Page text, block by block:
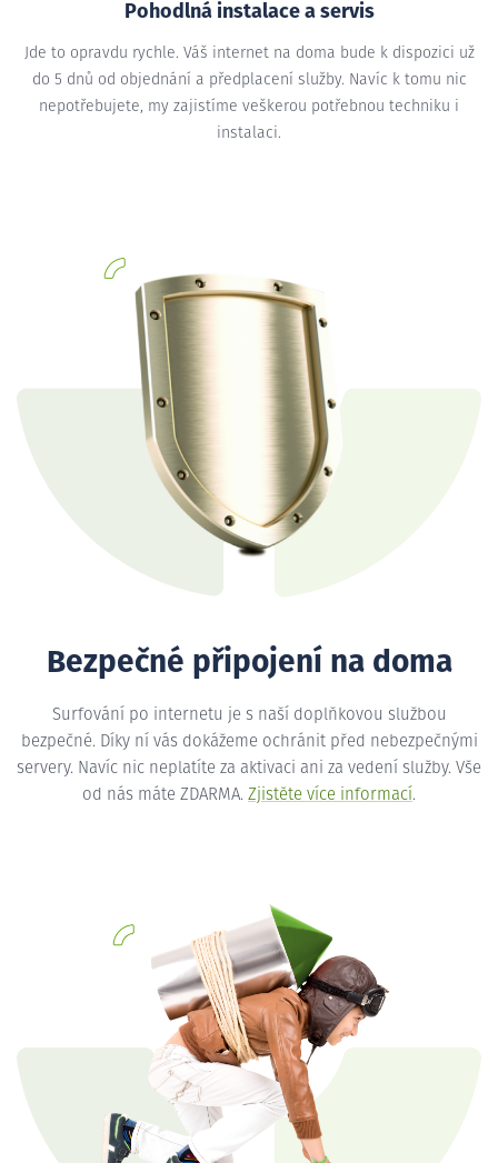
Pohodlná instalace a servis
Jde to opravdu rychle. Váš internet na doma bude k dispozici už
do 5 dnů od objednání a předplacení služby. Navíc k tomu nic
nepotřebujete, my zajistíme veškerou potřebnou techniku i
instalaci.
Bezpečné připojení na doma
Surfování po internetu je s naší doplňkovou službou
bezpečné. Díky ní vás dokážeme ochránit před nebezpečnými
servery. Navíc nic neplatíte za aktivaci ani za vedení služby. Vše
od nás máte ZDARMA. Zjistěte více informací.